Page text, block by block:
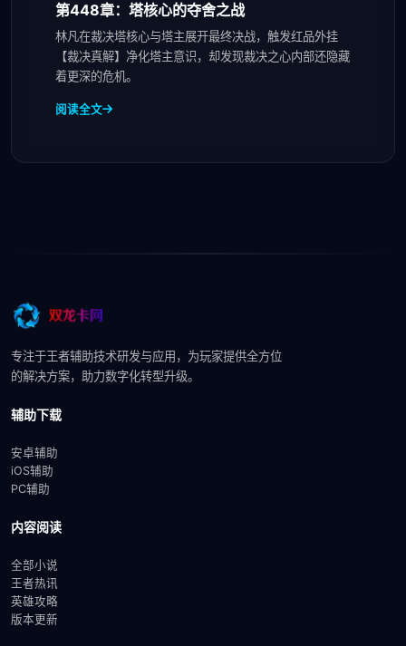
第448章：塔核心的夺舍之战
林凡在裁决塔核心与塔主展开最终决战，触发红品外挂
【裁决真解】净化塔主意识，却发现裁决之心内部还隐藏
着更深的危机。
阅读全文
专注于王者辅助技术研发与应用，为玩家提供全方位
的解决方案，助力数字化转型升级。
辅助下载
安卓辅助
iOS辅助
PC辅助
内容阅读
全部小说
王者热讯
英雄攻略
版本更新